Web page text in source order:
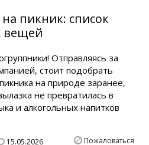
пикник: список
вещей
Отправляясь за
стоит подобрать
на природе заранее,
не превратилась в
и алкогольных напитков
15.05.2026 Пожаловаться